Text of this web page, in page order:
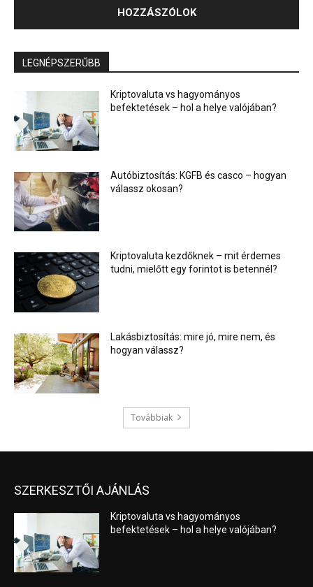
LEGNÉPSZERŰBB
Kriptovaluta vs hagyományos
befektetések – hol a helye valójában?
Autóbiztosítás: KGFB és casco – hogyan
válassz okosan?
Kriptovaluta kezdőknek – mit érdemes
tudni, mielőtt egy forintot is betennél?
Lakásbiztosítás: mire jó, mire nem, és
hogyan válassz?
Továbbiak
SZERKESZTŐI AJÁNLÁS
Kriptovaluta vs hagyományos
befektetések – hol a helye valójában?